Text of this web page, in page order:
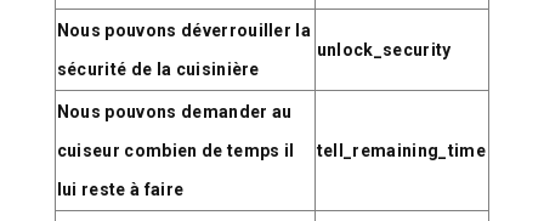
Nous pouvons déverrouiller la
sécurité de la cuisinière
unlock_security
Nous pouvons demander au
cuiseur combien de temps il
lui reste à faire
tell_remaining_time